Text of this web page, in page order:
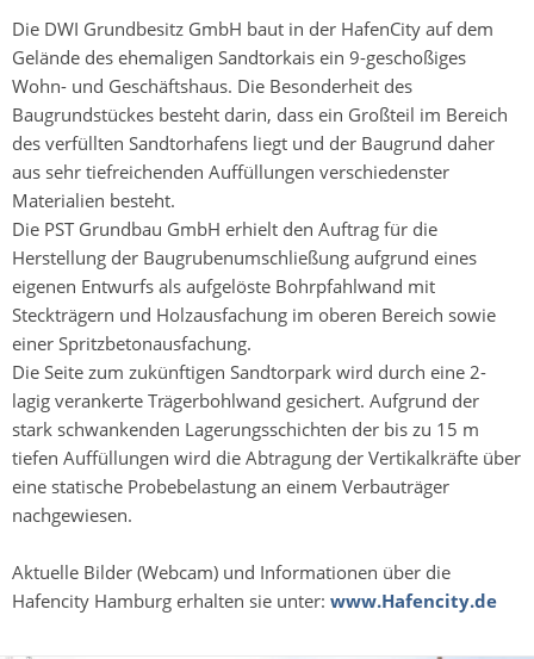
Die DWI Grundbesitz GmbH baut in der HafenCity auf dem
Gelände des ehemaligen Sandtorkais ein 9-geschoßiges
Wohn- und Geschäftshaus. Die Besonderheit des
Baugrundstückes besteht darin, dass ein Großteil im Bereich
des verfüllten Sandtorhafens liegt und der Baugrund daher
aus sehr tiefreichenden Auffüllungen verschiedenster
Materialien besteht.
Die PST Grundbau GmbH erhielt den Auftrag für die
Herstellung der Baugrubenumschließung aufgrund eines
eigenen Entwurfs als aufgelöste Bohrpfahlwand mit
Steckträgern und Holzausfachung im oberen Bereich sowie
einer Spritzbetonausfachung.
Die Seite zum zukünftigen Sandtorpark wird durch eine 2-
lagig verankerte Trägerbohlwand gesichert. Aufgrund der
stark schwankenden Lagerungsschichten der bis zu 15 m
tiefen Auffüllungen wird die Abtragung der Vertikalkräfte über
eine statische Probebelastung an einem Verbauträger
nachgewiesen.
Aktuelle Bilder (Webcam) und Informationen über die
Hafencity Hamburg erhalten sie unter: www.Hafencity.de